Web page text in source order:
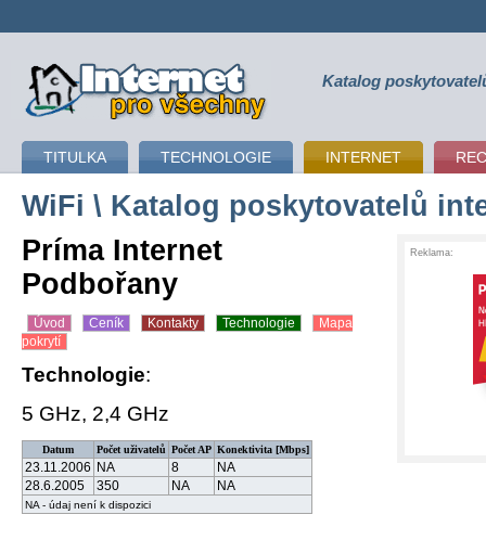
připojení k internetu Katalog
TITULKA TECHNOLOGIE INTERNET
WiFi \ Katalog poskytovatelů
Reklama:
Príma Internet
Podbořany
Úvod Ceník Kontakty Technologie
Mapa
pokrytí
Technologie:
5 GHz, 2,4 GHz
Datum Počet uživatelů Počet AP Konektivita [Mbps]
23.11.2006 NA 8
NA
28.6.2005
350 NA NA
NA - údaj není k dispozici